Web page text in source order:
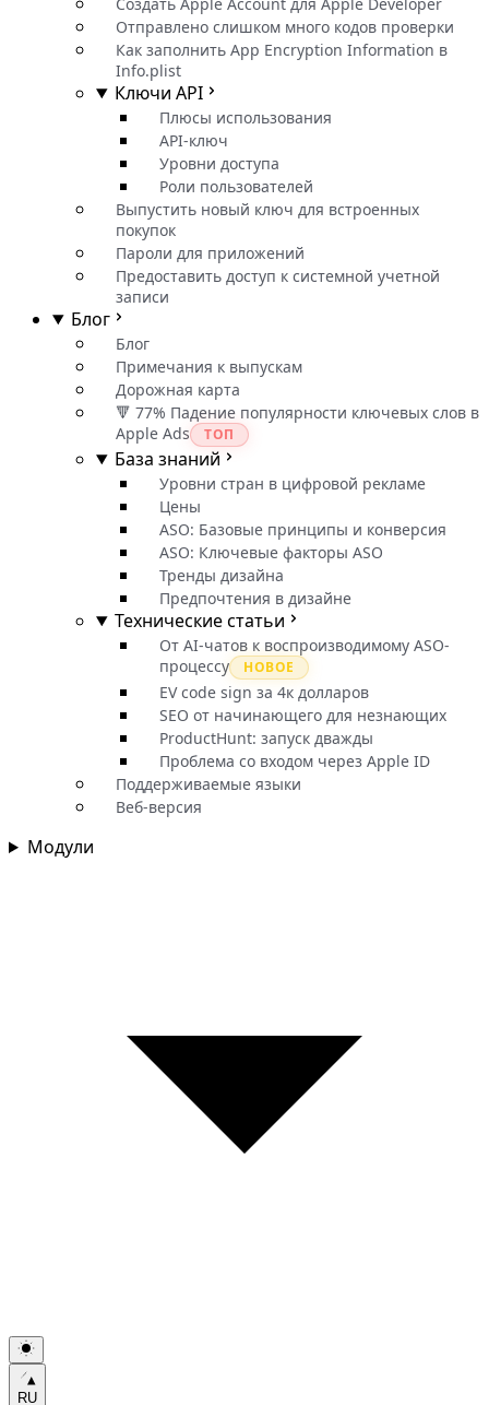
Отправлено слишком много кодов проверки
Как заполнить App Encryption Information в
Info.plist
Ключи API
Плюсы использования
API-ключ
Уровни доступа
Роли пользователей
Выпустить новый ключ для встроенных
покупок
Пароли для приложений
Предоставить доступ к системной учетной
записи
Блог
Блог
Примечания к выпускам
Дорожная карта
🔻 77% Падение популярности ключевых слов в
Apple Ads
ТОП
База знаний
Уровни стран в цифровой рекламе
Цены
ASO: Базовые принципы и конверсия
ASO: Ключевые факторы ASO
Тренды дизайна
Предпочтения в дизайне
Технические статьи
От AI-чатов к воспроизводимому ASO-
процессу
НОВОЕ
EV code sign за 4к долларов
SEO от начинающего для незнающих
ProductHunt: запуск дважды
Проблема со входом через Apple ID
Поддерживаемые языки
Веб-версия
Модули
RU